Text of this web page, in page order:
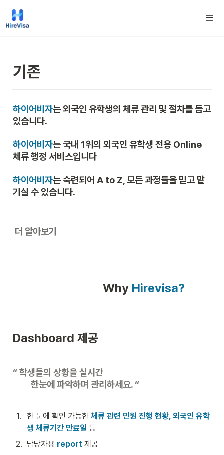
기존
하이어비자는 외국인 유학생의 체류 관리 및 절차를 돕고
있습니다.
하이어비자는 국내 1위의 외국인 유학생 전용 Online
체류 행정 서비스입니다
하이어비자는 숙련되어 A to Z, 모든 과정들을 믿고 맡
기실 수 있습니다.
더 알아보기
                              Why
Hirevisa?
Dashboard 제공
“ 학생들의 상황을 실시간
         한눈에 파악하며 관리하세요. “
1. 한 눈에 확인 가능한 체류 관련 민원 진행 현황, 외국인 유학
생 체류기간 만료일 등
2. 담당자용 report 제공